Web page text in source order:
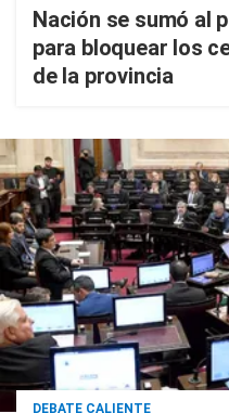
Nación se sumó al
para bloquear los
de la provincia
DEBATE CALIENTE